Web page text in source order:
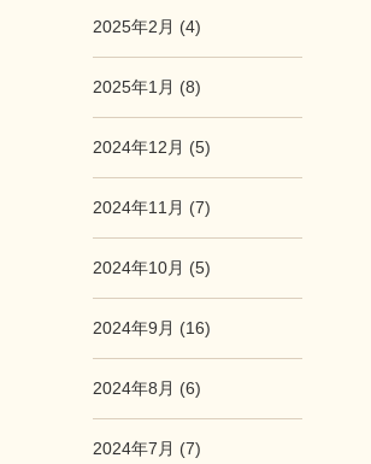
2025年2月 (4)
2025年1月 (8)
2024年12月 (5)
2024年11月 (7)
2024年10月 (5)
2024年9月 (16)
2024年8月 (6)
2024年7月 (7)